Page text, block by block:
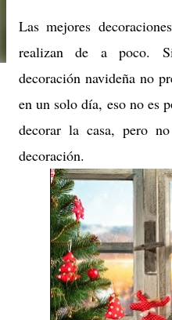
Las mejores
realizan de a poco.
decoración navideña no
en un solo día, eso no es
decorar la casa, pero
decoración.